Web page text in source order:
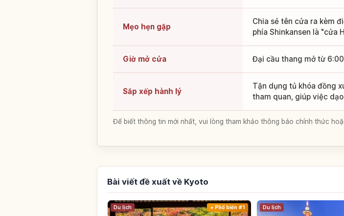
Mẹo hẹn gặp
Chia sẻ tên cửa ra kèm
phía Shinkansen là "cửa
Giờ mở cửa Đại cầu thang mở từ
Sắp xếp hành lý
Tận dụng tủ khóa đồng
tham quan, giúp việc
Để biết thông tin mới nhất, vui lòng tham khảo thông báo chính thức
Bài viết đề xuất về Kyoto
Du lịch Phổ biến #1 Du lịch